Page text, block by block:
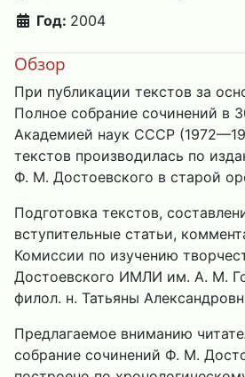
Год: 2004
Обзор
При публикации текстов за
Полное собрание сочинений в
Академией наук СССР
текстов производилась по
Ф. М. Достоевского в старой
Подготовка текстов,
вступительные статьи,
Комиссии по изучению
Достоевского ИМЛИ им. А. М.
филол. н. Татьяны
Предлагаемое вниманию
собрание сочинений Ф. М.